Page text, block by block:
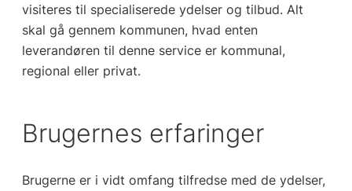
visiteres til specialiserede ydelser og tilbud. Alt
skal gå gennem kommunen, hvad enten
leverandøren til denne service er kommunal,
regional eller privat.
Brugernes erfaringer
Brugerne er i vidt omfang tilfredse med de ydelser,